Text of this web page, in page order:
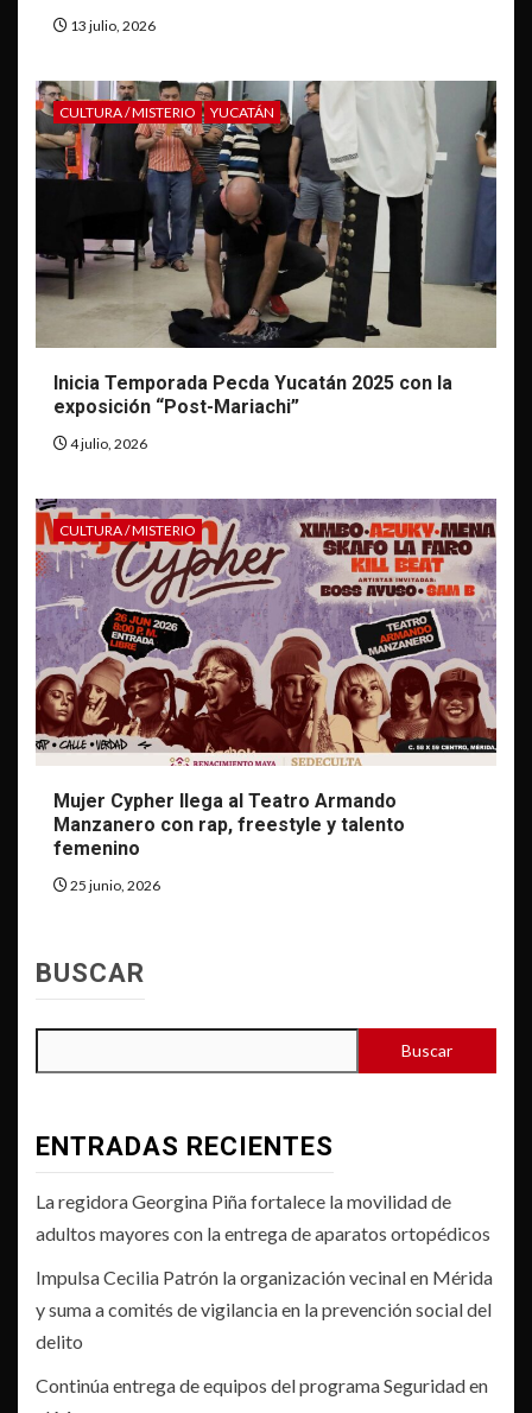
13 julio, 2026
CULTURA / MISTERIO YUCATÁN
Inicia Temporada Pecda Yucatán 2025 con la
exposición “Post-Mariachi”
4 julio, 2026
CULTURA / MISTERIO
Mujer Cypher llega al Teatro Armando
Manzanero con rap, freestyle y talento
femenino
25 junio, 2026
BUSCAR
Buscar
ENTRADAS RECIENTES
La regidora Georgina Piña fortalece la movilidad de
adultos mayores con la entrega de aparatos ortopédicos
Impulsa Cecilia Patrón la organización vecinal en Mérida
y suma a comités de vigilancia en la prevención social del
delito
Continúa entrega de equipos del programa Seguridad en